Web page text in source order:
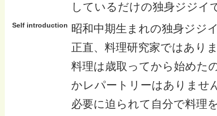
しているだけの独身ジジイ
Self introduction 昭和中期生まれの独身ジジ
正直、料理研究家ではあり
料理は歳取ってから始めた
かレパートリーはありませ
必要に迫られて自分で料理